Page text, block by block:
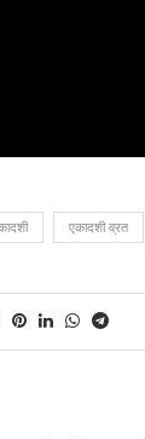
एकादशी व्रत